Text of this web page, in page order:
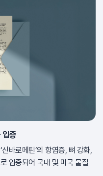
입증
바로메틴’의 항염증, 뼈 강화,
입증되어 국내 및 미국 물질